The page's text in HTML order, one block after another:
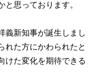
思っております。
義新知事が誕生しまし
れた方にかわられたと
けた変化を期待できる